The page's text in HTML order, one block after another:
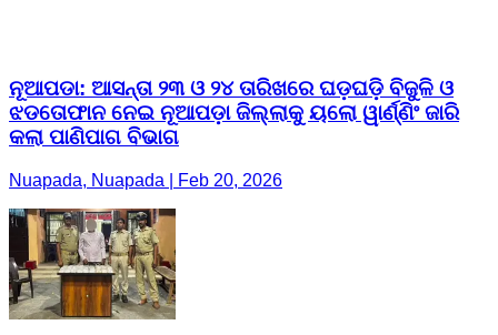
ନୂଆପଡା: ଆସନ୍ତା ୨୩ ଓ ୨୪ ତାରିଖରେ ଘଡ଼ଘଡ଼ି ବିଜୁଳି ଓ
ଝଡତୋଫାନ ନେଇ ନୂଆପଡ଼ା ଜିଲ୍ଲାକୁ ୟଲୋ ୱାର୍ଣ୍ଣିଂ ଜାରି
କଲା ପାଣିପାଗ ବିଭାଗ
Nuapada, Nuapada | Feb 20, 2026